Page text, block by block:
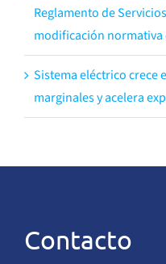
Reglamento de
modificación
Sistema eléctrico crece
marginales y acelera
Contacto